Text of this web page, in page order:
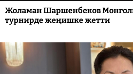
Жоламан Шаршенбеков
турнирде жеңишке жетти